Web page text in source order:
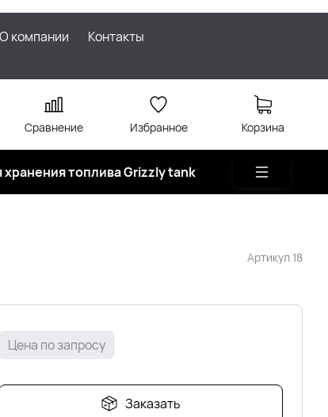
О компании Контакты
Сравнение Избранное Корзина
хранения топлива Grizzly tank
Артикул 18
Цена по запросу
Заказать